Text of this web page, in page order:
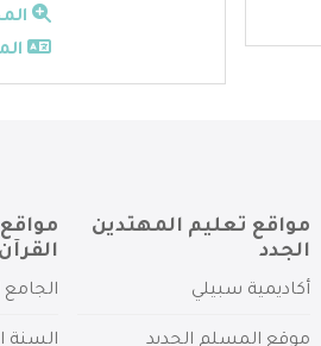
مواقع تعليم المهتدين
الجدد
أكاديمية سبيلي
موقع المسلم الجديد
الجامع
السنة